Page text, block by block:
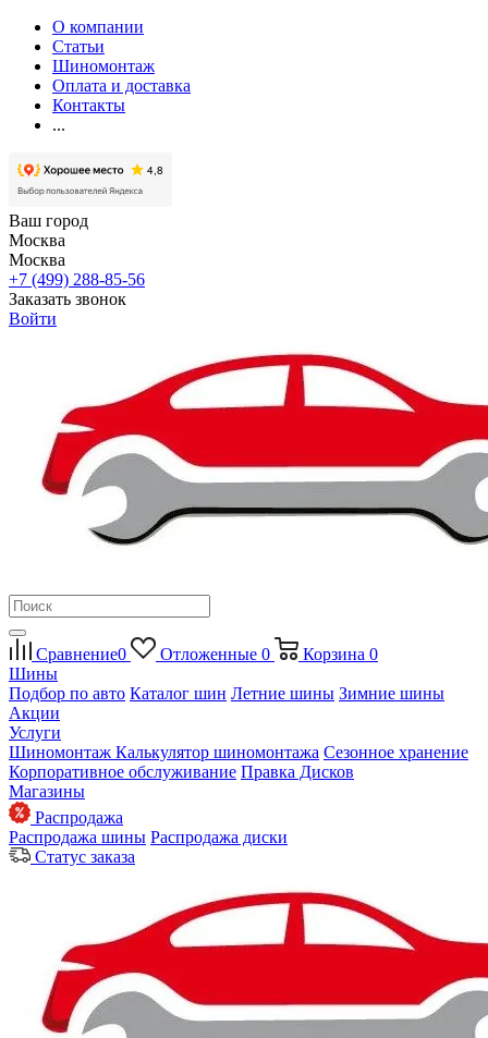
О компании
Статьи
Шиномонтаж
Оплата и доставка
Контакты
...
Ваш город
Москва
Москва
+7 (499) 288-85-56
Заказать звонок
Войти
Сравнение0 Отложенные 0 Корзина 0
Шины
Подбор по авто Каталог шин Летние шины Зимние шины
Акции
Услуги
Шиномонтаж Калькулятор шиномонтажа Сезонное хранение
Корпоративное обслуживание Правка Дисков
Магазины
Распродажа
Распродажа шины Распродажа диски
Статус заказа